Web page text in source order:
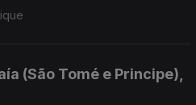
(São Tomé e Principe),